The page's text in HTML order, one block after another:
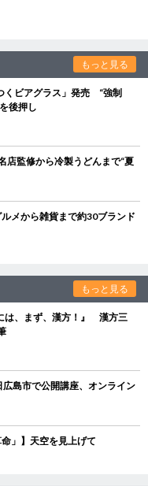
もっと見る
くビアグラス」発売 “強制
後押し
監修から冷製うどんまで“夏
メから雑貨まで約30ブランド
もっと見る
は、まず、漢方！』 漢方三
島市で公開講座、オンライン
」】天空を見上げて